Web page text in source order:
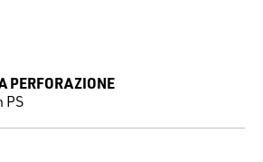
PERFORAZIONE
PS